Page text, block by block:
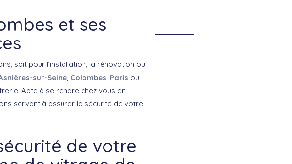
et ses
soit pour l’installation, la rénovation ou
sur-Seine, Colombes, Paris ou
Apte à se rendre chez vous en
servant à assurer la sécurité de votre
de votre